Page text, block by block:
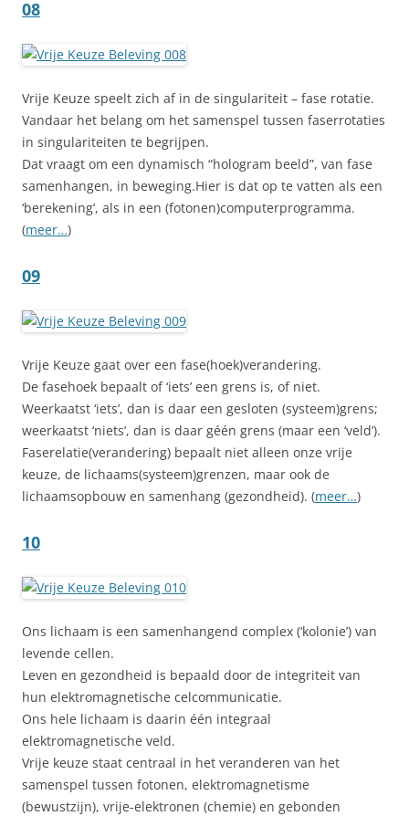
08
Vrije Keuze speelt zich af in de singulariteit – fase rotatie.
Vandaar het belang om het samenspel tussen faserrotaties
in singulariteiten te begrijpen.
Dat vraagt om een dynamisch “hologram beeld”, van fase
samenhangen, in beweging.Hier is dat op te vatten als een
‘berekening’, als in een (fotonen)computerprogramma.
(meer…)
09
Vrije Keuze gaat over een fase(hoek)verandering.
De fasehoek bepaalt of ‘iets’ een grens is, of niet.
Weerkaatst ‘iets’, dan is daar een gesloten (systeem)grens;
weerkaatst ‘niets’, dan is daar géén grens (maar een ‘veld’).
Faserelatie(verandering) bepaalt niet alleen onze vrije
keuze, de lichaams(systeem)grenzen, maar ook de
lichaamsopbouw en samenhang (gezondheid). (meer…)
10
Ons lichaam is een samenhangend complex (‘kolonie’) van
levende cellen.
Leven en gezondheid is bepaald door de integriteit van
hun elektromagnetische celcommunicatie.
Ons hele lichaam is daarin één integraal
elektromagnetische veld.
Vrije keuze staat centraal in het veranderen van het
samenspel tussen fotonen, elektromagnetisme
(bewustzijn), vrije-elektronen (chemie) en gebonden